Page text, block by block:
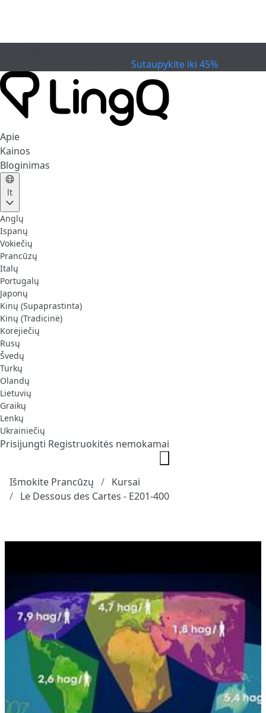
Sutaupykite iki 45%
Apie
Kainos
Bloginimas
lt
Anglų
Ispanų
Vokiečių
Prancūzų
Italų
Portugalų
Japonų
Kinų (Supaprastinta)
Kinų (Tradicinė)
Korėjiečių
Rusų
Švedų
Turkų
Olandų
Lietuvių
Graikų
Lenkų
Ukrainiečių
Prisijungti Registruokitės nemokamai
Išmokite Prancūzų
Kursai
Le Dessous des Cartes - E201-400